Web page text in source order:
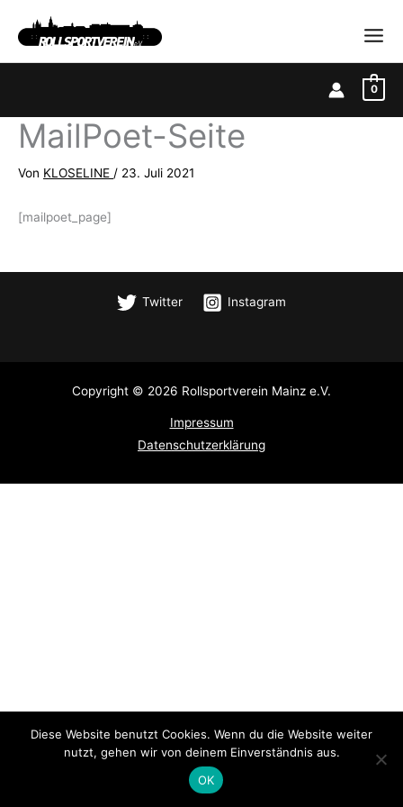
Inhalt
0
MailPoet-Seite
Von KLOSELINE / 23. Juli 2021
[mailpoet_page]
Twitter Instagram
Copyright © 2026 Rollsportverein Mainz e.V.
Impressum
Datenschutzerklärung
Diese Website benutzt Cookies. Wenn du die Website weiter
nutzt, gehen wir von deinem Einverständnis aus.
OK